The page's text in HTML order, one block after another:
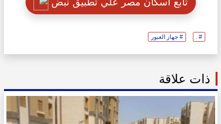
# . # جهاز العبور
ذات علاقة